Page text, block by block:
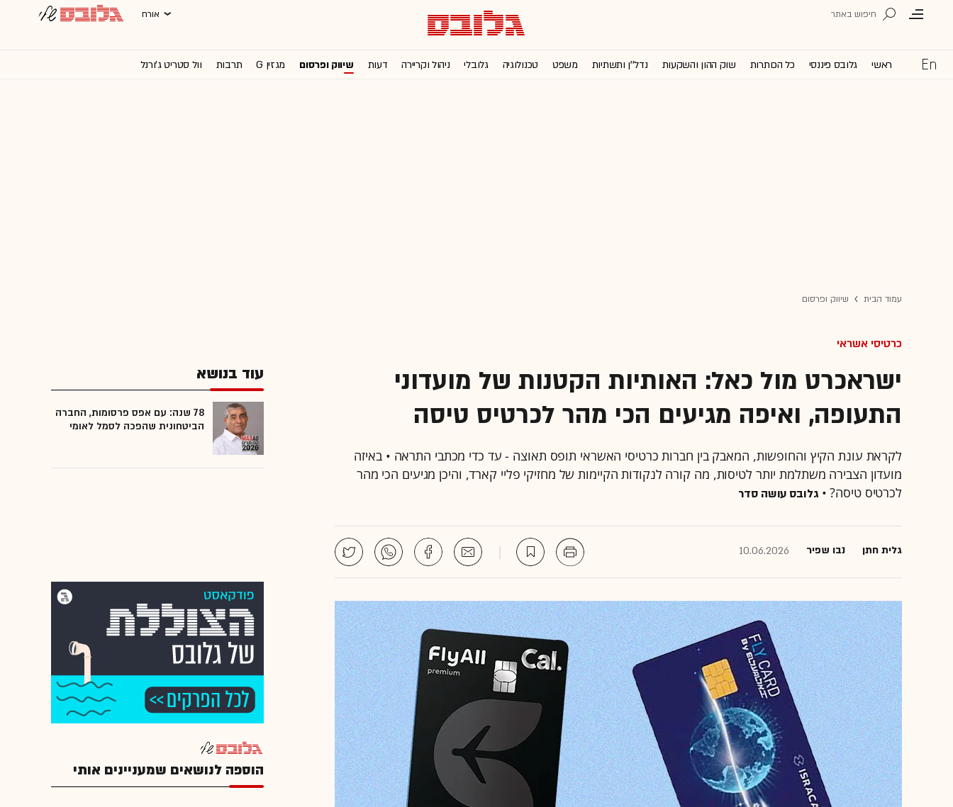
אורח
ראשי גלובס פיננסי כל הכותרות שוק ההון והשקעות נדל''ן ותשתיות משפט טכנולוגיה גלובלי ניהול וקריירה דעות שיווק ופרסום מגזין G תרבות וול סטריט ג'ורנל
עמוד הבית שיווק ופרסום
כרטיסי אשראי
ישראכרט מול כאל: האותיות הקטנות של מועדוני
התעופה, ואיפה מגיעים הכי מהר לכרטיס טיסה
לקראת עונת הקיץ והחופשות, המאבק בין חברות כרטיסי האשראי תופס תאוצה - עד כדי מכתבי התראה • באיזה
מועדון הצבירה משתלמת יותר לטיסות, מה קורה לנקודות הקיימות של מחזיקי פליי קארד, והיכן מגיעים הכי מהר
לכרטיס טיסה? •גלובס עושה סדר
גלית חתן נבו שפיר 10.06.2026
עוד בנושא
78 שנה: עם אפס פרסומות, החברה
הביטחונית שהפכה לסמל לאומי
הוספה לנושאים שמעניינים אותי